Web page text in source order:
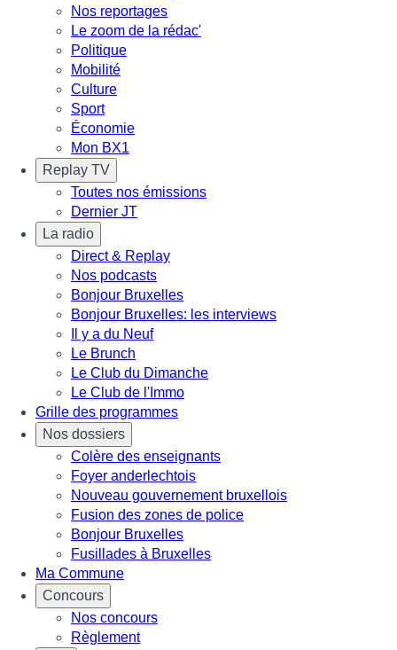
Nos reportages
Le zoom de la rédac'
Politique
Mobilité
Culture
Sport
Économie
Mon BX1
Replay TV
Toutes nos émissions
Dernier JT
La radio
Direct & Replay
Nos podcasts
Bonjour Bruxelles
Bonjour Bruxelles: les interviews
Il y a du Neuf
Le Brunch
Le Club du Dimanche
Le Club de l'Immo
Grille des programmes
Nos dossiers
Colère des enseignants
Foyer anderlechtois
Nouveau gouvernement bruxellois
Fusion des zones de police
Bonjour Bruxelles
Fusillades à Bruxelles
Ma Commune
Concours
Nos concours
Règlement